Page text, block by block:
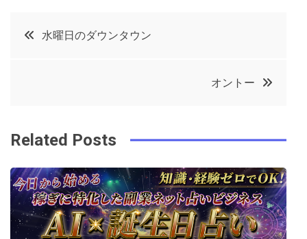
k
t
e
t
投
ビ
ゲ
ー
水曜日のダウンタウン
オントー
Related Posts